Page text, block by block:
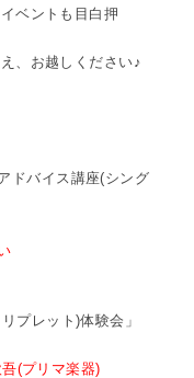
ベントも目白押
、お越しください♪
バイス講座(シング
プレット)体験会」
(プリマ楽器)